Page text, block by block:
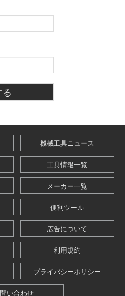
機械工具ニュース
工具情報一覧
メーカー一覧
便利ツール
広告について
利用規約
プライバシーポリシー
問い合わせ